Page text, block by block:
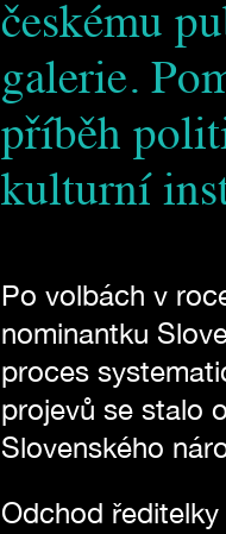
českému
galerie.
příběh
kulturní
Po volbách v
nominantku
proces
projevů se stalo
Slovenského
Odchod